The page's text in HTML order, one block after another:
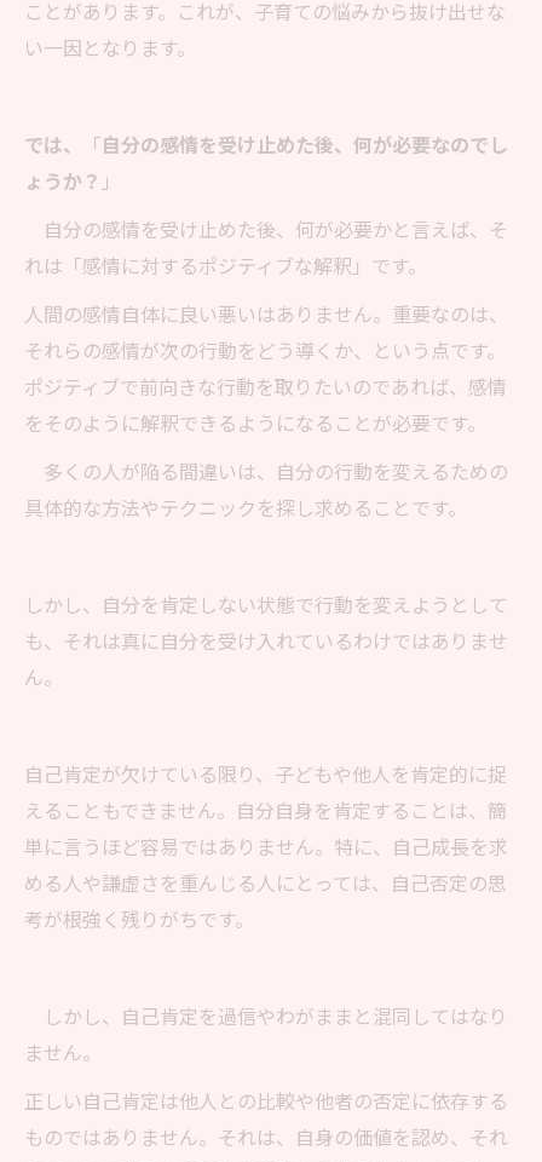
ことがあります。これが、子育ての悩みから抜け出せな
い一因となります。
では、 「 自分の感情を受け止めた後、何が必要なのでし
ょうか？ 」
自分の感情を受け止めた後、何が必要かと言えば、そ
れは「感情に対するポジティブな解釈」です。
人間の感情自体に良い悪いはありません。重要なのは、
それらの感情が次の行動をどう導くか、という点です。
ポジティブで前向きな行動を取りたいのであれば、感情
をそのように解釈できるようになることが必要です。
多くの人が陥る間違いは、自分の行動を変えるための
具体的な方法やテクニックを探し求めることです。
しかし、自分を肯定しない状態で行動を変えようとして
も、それは真に自分を受け入れているわけではありませ
ん。
自己肯定が欠けている限り、子どもや他人を肯定的に捉
えることもできません。自分自身を肯定することは、簡
単に言うほど容易ではありません。特に、自己成長を求
める人や謙虚さを重んじる人にとっては、自己否定の思
考が根強く残りがちです。
しかし、自己肯定を過信やわがままと混同してはなり
ません。
正しい自己肯定は他人との比較や他者の否定に依存する
ものではありません。それは、自身の価値を認め、それ